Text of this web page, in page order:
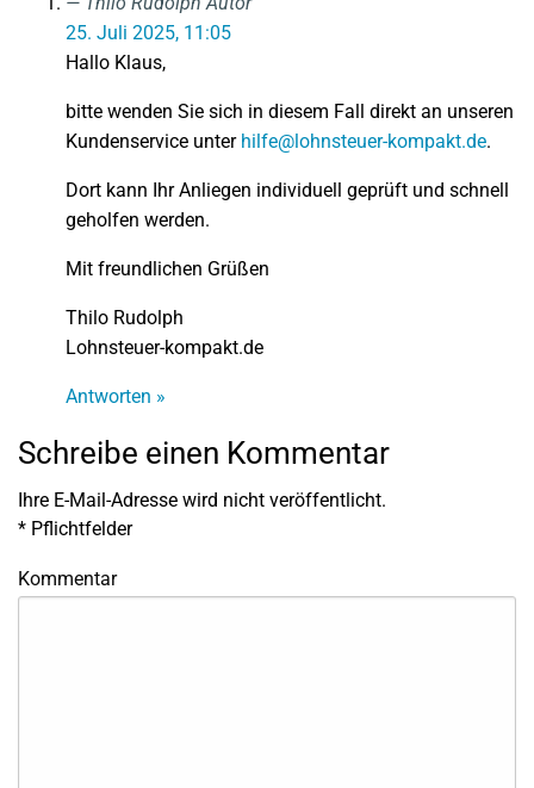
25. Juli 2025, 11:05
Hallo Klaus,
bitte wenden Sie sich in diesem Fall direkt an unseren
Kundenservice unter hilfe@lohnsteuer-kompakt.de.
Dort kann Ihr Anliegen individuell geprüft und schnell
geholfen werden.
Mit freundlichen Grüßen
Thilo Rudolph
Lohnsteuer-kompakt.de
Antworten »
Schreibe einen Kommentar
Ihre E-Mail-Adresse wird nicht veröffentlicht.
* Pflichtfelder
Kommentar